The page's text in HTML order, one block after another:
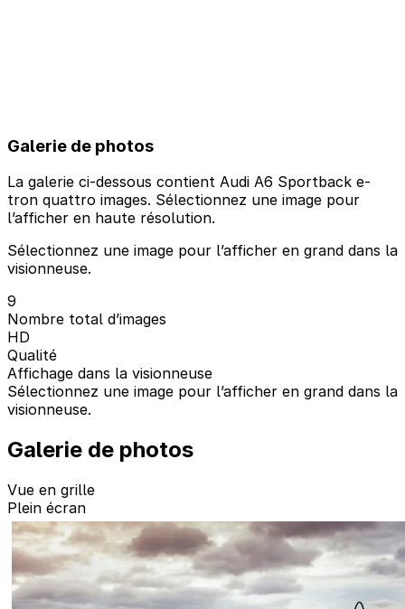
Galerie de photos
La galerie ci-dessous contient Audi A6 Sportback e-
tron quattro images. Sélectionnez une image pour
l’afficher en haute résolution.
Sélectionnez une image pour l’afficher en grand dans la
visionneuse.
9
Nombre total d’images
HD
Qualité
Affichage dans la visionneuse
Sélectionnez une image pour l’afficher en grand dans la
visionneuse.
Galerie de photos
Vue en grille
Plein écran